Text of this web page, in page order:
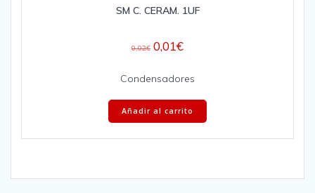
SM C. CERAM. 1UF
0,02€ 0,01€
Condensadores
Añadir al carrito